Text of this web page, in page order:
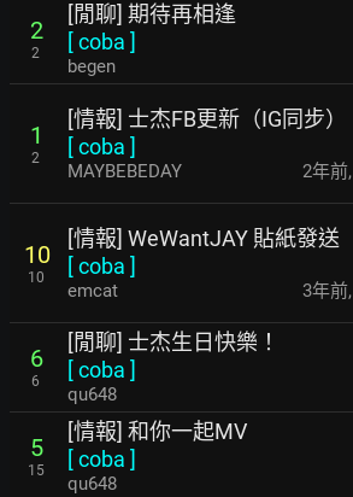
2
2
[閒聊] 期待再相逢
[coba ]
begen
1
2
[情報] 士杰FB更新（IG同步）
[coba ]
MAYBEBEDAY 2年前,
10
10
[情報] WeWantJAY 貼紙發送
[coba ]
emcat 3年前,
6
6
[閒聊] 士杰生日快樂！
[coba ]
qu648
5
15
[情報] 和你一起MV
[coba ]
qu648